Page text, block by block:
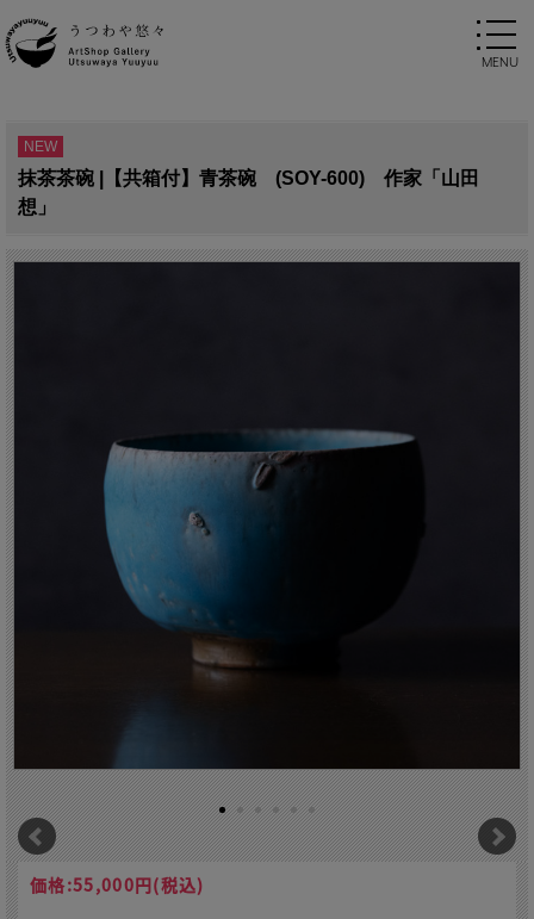
NEW
抹茶茶碗 |【共箱付】青茶碗 (SOY-600) 作家「山田
想」
価格:55,000円(税込)